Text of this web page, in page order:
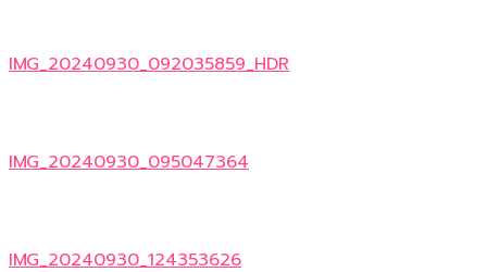
IMG_20240930_092035859_HDR
IMG_20240930_095047364
IMG_20240930_124353626